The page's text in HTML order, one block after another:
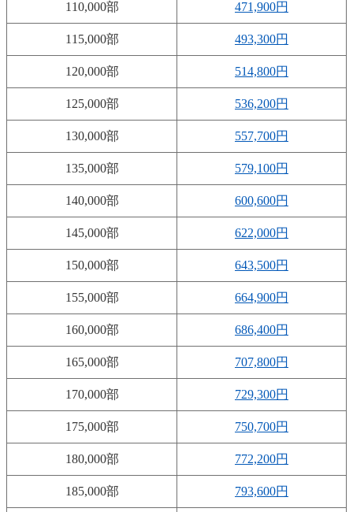
110,000部 471,900円
115,000部 493,300円
120,000部 514,800円
125,000部 536,200円
130,000部 557,700円
135,000部 579,100円
140,000部 600,600円
145,000部 622,000円
150,000部 643,500円
155,000部 664,900円
160,000部 686,400円
165,000部 707,800円
170,000部 729,300円
175,000部 750,700円
180,000部 772,200円
185,000部 793,600円